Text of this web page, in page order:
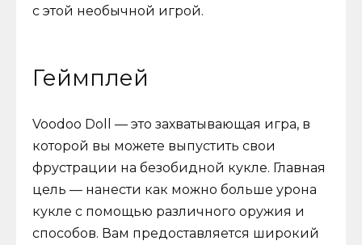
с этой необычной игрой.
Геймплей
Voodoo Doll — это захватывающая игра, в
которой вы можете выпустить свои
фрустрации на безобидной кукле. Главная
цель — нанести как можно больше урона
кукле с помощью различного оружия и
способов. Вам предоставляется широкий